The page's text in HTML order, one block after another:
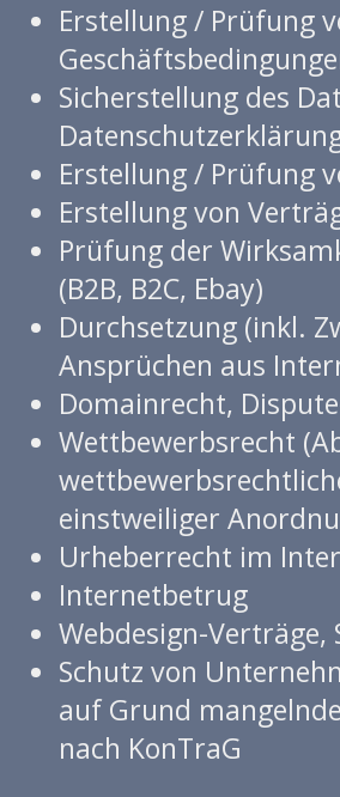
Erstellung / Prüfung
Sicherstellung des
Erstellung / Prüfung
Erstellung von
Prüfung der
(B2B, B2C, Ebay)
Durchsetzung (inkl.
Ansprüchen aus
Domainrecht,
Wettbewerbsrecht
einstweiliger
Urheberrecht im
Internetbetrug
Webdesign-
Schutz von
auf Grund
nach KonTraG